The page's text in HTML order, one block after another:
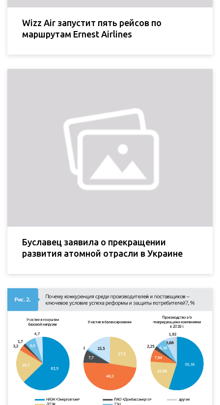
Wizz Air запустит пять рейсов по
маршрутам Ernest Airlines
Буславец заявила о прекращении
развития атомной отрасли в Украине